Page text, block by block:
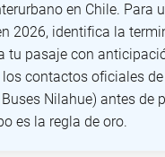
en Chile. Para
2026, identifica la
tu pasaje con
contactos oficiales
Nilahue) antes de
es la regla de oro.